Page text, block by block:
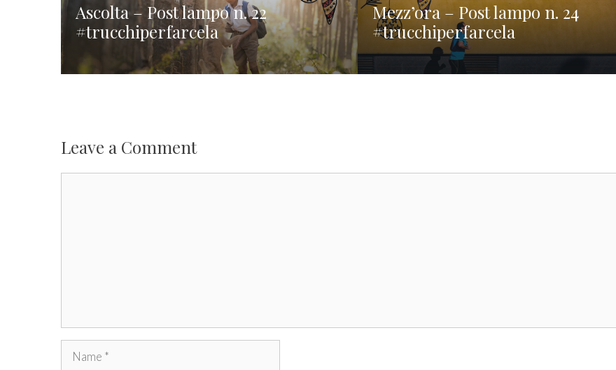
Ascolta – Post lampo n. 22
#trucchiperfarcela
Mezz’ora – Post lampo n. 24
#trucchiperfarcela
Leave a Comment
Name